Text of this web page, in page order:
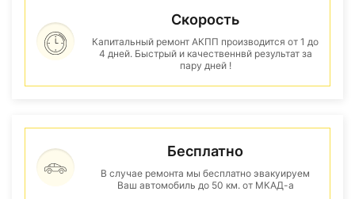
Скорость
Капитальный ремонт АКПП производится от 1 до
4 дней. Быстрый и качественнвй результат за
пару дней !
Бесплатно
В случае ремонта мы бесплатно эвакуируем
Ваш автомобиль до 50 км. от МКАД-а